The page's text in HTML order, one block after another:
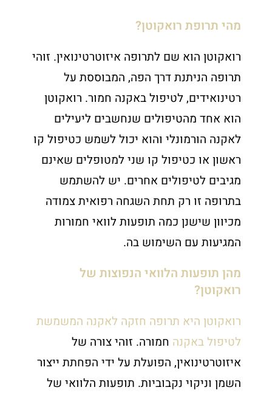
מהי תרופת רואקוטן?
רואקוטן הוא שם לתרופה איזוטרטינואין. זוהי
תרופה הניתנת דרך הפה, המבוססת על
רטינואידים, לטיפול באקנה חמור. רואקוטן
הוא אחד מהטיפולים שנחשבים ליעילים
לאקנה הורמונלי והוא יכול לשמש כטיפול קו
ראשון או כטיפול קו שני למטופלים שאינם
מגיבים לטיפולים אחרים. יש להשתמש
בתרופה זו רק תחת השגחה רפואית צמודה
מכיוון שישנן כמה תופעות לוואי חמורות
המגיעות עם השימוש בה.
מהן תופעות הלוואי הנפוצות של
רואקוטן?
רואקוטן היא תרופה חזקה לאקנה המשמשת
לטיפול באקנה חמורה. זוהי צורה של
איזוטרטינואין, הפועלת על ידי הפחתת ייצור
השמן וניקוי נקבוביות. תופעות הלוואי של